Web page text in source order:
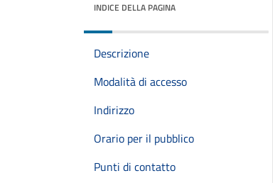
INDICE DELLA PAGINA
Descrizione
Modalità di accesso
Indirizzo
Orario per il pubblico
Punti di contatto